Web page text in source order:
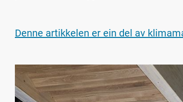
Denne artikkelen er ein del av